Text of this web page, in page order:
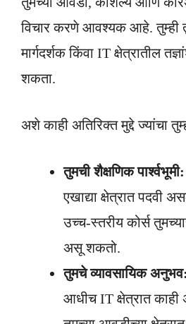
विचार करणे आवश्यक आहे. तुम्ही
मार्गदर्शक किंवा IT क्षेत्रातील
शकता.
अशे काही अतिरिक्त मुद्दे ज्यांचा
तुमची शैक्षणिक पार्श्वभूमी:
एखाद्या क्षेत्रात पदवी
उच्च-स्तरीय कोर्स
असू शकतो.
तुमचे व्यावसायिक अनुभव:
आधीच IT क्षेत्रात